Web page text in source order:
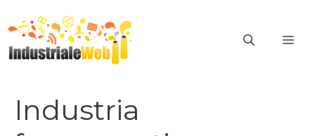
al
contenuto
Industria